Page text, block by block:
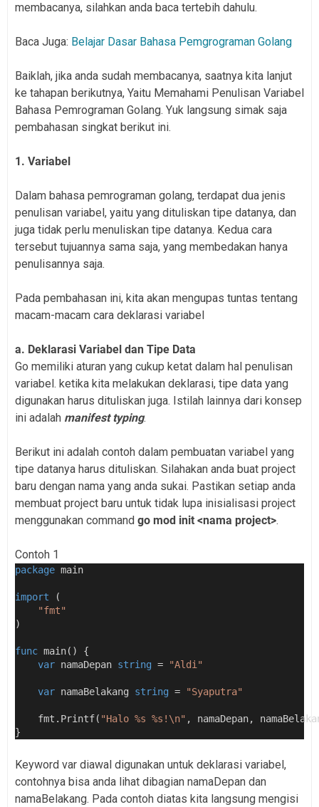
membacanya, silahkan anda baca tertebih dahulu.
Baca Juga: Belajar Dasar Bahasa Pemgrograman Golang
Baiklah, jika anda sudah membacanya, saatnya kita lanjut
ke tahapan berikutnya, Yaitu Memahami Penulisan Variabel
Bahasa Pemrograman Golang. Yuk langsung simak saja
pembahasan singkat berikut ini.
1. Variabel
Dalam bahasa pemrograman golang, terdapat dua jenis
penulisan variabel, yaitu yang dituliskan tipe datanya, dan
juga tidak perlu menuliskan tipe datanya. Kedua cara
tersebut tujuannya sama saja, yang membedakan hanya
penulisannya saja.
Pada pembahasan ini, kita akan mengupas tuntas tentang
macam-macam cara deklarasi variabel
a. Deklarasi Variabel dan Tipe Data
Go memiliki aturan yang cukup ketat dalam hal penulisan
variabel. ketika kita melakukan deklarasi, tipe data yang
digunakan harus dituliskan juga. Istilah lainnya dari konsep
ini adalah manifest typing.
Berikut ini adalah contoh dalam pembuatan variabel yang
tipe datanya harus dituliskan. Silahakan anda buat project
baru dengan nama yang anda sukai. Pastikan setiap anda
membuat project baru untuk tidak lupa inisialisasi project
menggunakan command go mod init <nama project>.
Contoh 1
package main
import (
"fmt"
)
func main() {
var namaDepan string = "Aldi"
var namaBelakang string = "Syaputra"
fmt.Printf( "Halo %s %s!\n" , namaDepan,
}
Keyword var diawal digunakan untuk deklarasi variabel,
contohnya bisa anda lihat dibagian namaDepan dan
namaBelakang. Pada contoh diatas kita langsung mengisi